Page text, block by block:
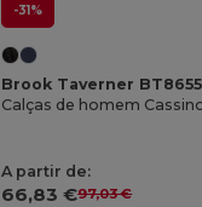
-31%
Brook Taverner BT8655
Calças de homem
A partir de:
66,83 €97,03 €